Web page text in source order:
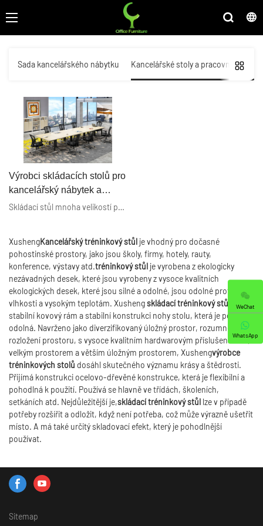
Sada kancelářského nábytku Kancelářské stoly a pracovní stanice
XushengKancelářský tréninkový stůl je vhodný pro dočasné
pohostinské prostory, jako jsou školy, firmy, hotely, rauty,
konference, výstavy atd.tréninkový stůl je vyrobena z ekologicky
nezávadných desek, které jsou vyrobeny z vysoce kvalitních
ekologických desek, které jsou silné a odolné, jsou odolné proti
vlhkosti a vysokým teplotám. Xushengskládací tréninkový stůl
má
stabilní kovový rám a stabilní konstrukci nohy stolu, která je pevná a
odolná. Navrženo jako diverzifikovaný úložný prostor, rozumné
rozložení prostoru, s vysoce kvalitním hardwarovým příslušenstvím,
velkým prostorem a větším úložným prostorem, Xushengvýrobce
tréninkových stolů dosáhl skutečného významu krásy a štědrosti.
Přijímá konstrukci ocelovo-dřevěné konstrukce, která je flexibilní a
pohodlná k použití. Používá se hlavně ve třídách, školeních,
setkáních atd. Nejdůležitější je,skládací tréninkový stůl lze v případě
potřeby rozšířit a odložit, když není potřeba, což může výrazně ušetřit
místo. A má také určitý skladovací efekt, který je pohodlnější
používat.
Výrobci skládacích stolů pro
kancelářský nábytek a
školicích stolů na míru z
Skládací stůl mnoha velikostí pro vaše volitelné. Obdélníkový tréninkový stůl pro zaměstnance se skládacím a pohyblivým. Jednoduchý design, ale multifunkční, lze použít jako kancelářskou pracovní stanici, zasedací stůl, počítač / studijní stůl, jídelní stůl atd. Je velmi snadné sestavit. Konstrukce spodní kladky pro snadnou mobilitu, udržuje stabilitu na nerovné podlaze.
Sitemap
WeChat
WhatsApp